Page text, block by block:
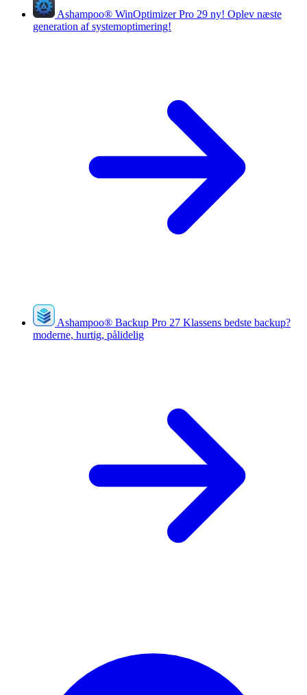
Ashampoo® WinOptimizer Pro 29 ny! Oplev næste
generation af systemoptimering!
Ashampoo® Backup Pro 27 Klassens bedste backup?
moderne, hurtig, pålidelig